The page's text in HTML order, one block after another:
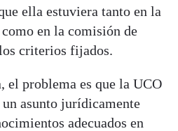
ella estuviera tanto en la
en la comisión de
criterios fijados.
el problema es que la UCO
asunto jurídicamente
adecuados en